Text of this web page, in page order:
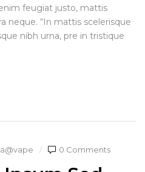
feugiat justo, mattis
neque. “In mattis scelerisque
nibh urna, pre in tristique
0 Comments